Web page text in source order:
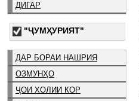
ДИГАР
"ҶУМҲУРИЯТ"
ДАР БОРАИ НАШРИЯ
ОЗМУНҲО
ҶОИ ХОЛИИ КОР